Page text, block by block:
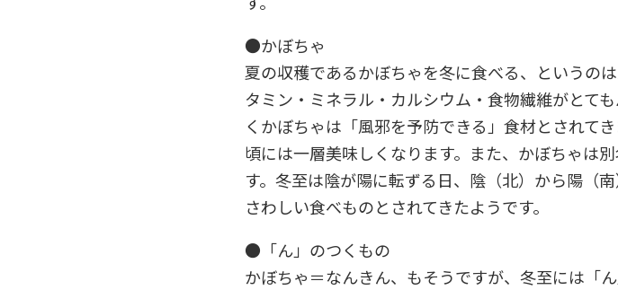
●かぼちゃ
夏の収穫であるかぼちゃを冬に食べる、というの
タミン・ミネラル・カルシウム・食物繊維がとて
くかぼちゃは「風邪を予防できる」食材とされて
頃には一層美味しくなります。また、かぼちゃは
す。冬至は陰が陽に転ずる日、陰（北）から陽（
さわしい食べものとされてきたようです。
●「ん」のつくもの
かぼちゃ＝なんきん、もそうですが、冬至には「